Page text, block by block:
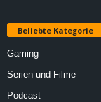
Beliebte Kategorie
Gaming
Serien und Filme
Podcast